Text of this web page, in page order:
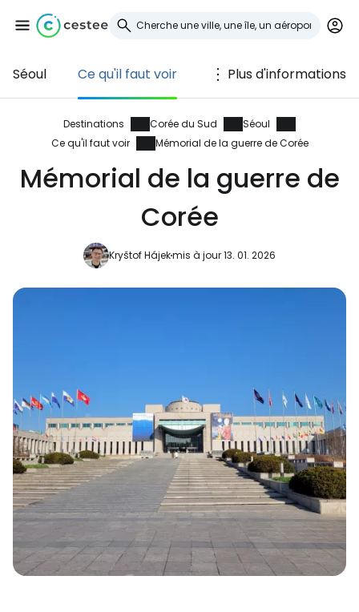
Séoul Ce qu'il faut voir Plus d'informations
Destinations Corée du Sud
Séoul
Ce qu'il faut voir
Mémorial de la guerre de Corée
Mémorial de la guerre de
Corée
Kryštof Hájekmis à jour 13. 01. 2026
Se connecter à
Cestee
... la communauté mondiale des voyageurs
Continuer avec Google